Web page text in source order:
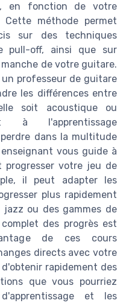
en fonction de votre
méthode permet
sur des techniques
pull-off, ainsi que sur
de votre guitare.
un professeur de guitare
les différences entre
soit acoustique ou
à l'apprentissage
dans la multitude
vous guide à
votre jeu de
il peut adapter les
plus rapidement
ou des gammes de
des progrès est
de ces cours
directs avec votre
rapidement des
que vous pourriez
et les